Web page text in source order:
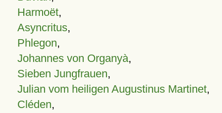
Harmoët,
Asyncritus,
Phlegon,
Johannes von Organyà,
Sieben Jungfrauen,
Julian vom heiligen Augustinus Martinet,
Cléden,